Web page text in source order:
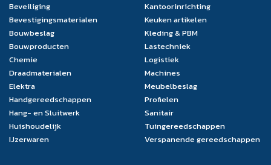
Beveiliging
Bevestigingsmaterialen
Bouwbeslag
Bouwproducten
Chemie
Draadmaterialen
Elektra
Handgereedschappen
Hang- en Sluitwerk
Huishoudelijk
IJzerwaren
Kantoorinrichting
Keuken artikelen
Kleding & PBM
Lastechniek
Logistiek
Machines
Meubelbeslag
Profielen
Sanitair
Tuingereedschappen
Verspanende gereedschappen